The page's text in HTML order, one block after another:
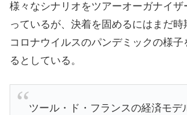
様々なシナリオをツアーオーガナイザ
っているが、決着を固めるにはまだ時
コロナウイルスのパンデミックの様子
るとしている。
ツール・ド・フランスの経済モデ